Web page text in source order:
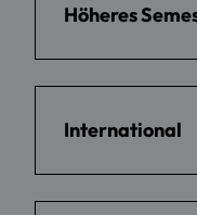
Höheres
International